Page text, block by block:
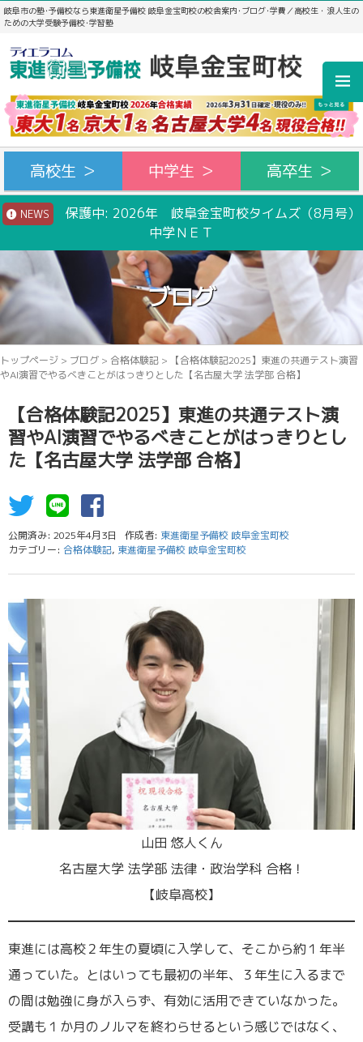
岐阜市の塾･予備校なら東進衛星予備校 岐阜金宝町校の校舎案内･ブログ･学費／高校生・浪人生の
ための大学受験予備校･学習塾
高校生 ＞ 中学生 ＞ 高卒生 ＞
NEWS
保護中: 2026年 岐阜金宝町校タイムズ（8月号）
中学ＮＥＴ
ブログ
トップページ > ブログ > 合格体験記 >
【合格体験記2025】東進の共通テスト演習
やAI演習でやるべきことがはっきりとした【名古屋大学 法学部 合格】
【合格体験記2025】東進の共通テスト演
習やAI演習でやるべきことがはっきりとし
た【名古屋大学 法学部 合格】
公開済み: 2025年4月3日 作成者: 東進衛星予備校 岐阜金宝町校
カテゴリー: 合格体験記, 東進衛星予備校 岐阜金宝町校
山田 悠人くん
名古屋大学 法学部 法律・政治学科 合格！
【岐阜高校】
東進には高校２年生の夏頃に入学して、そこから約１年半
通っていた。とはいっても最初の半年、３年生に入るまで
の間は勉強に身が入らず、有効に活用できていなかった。
受講も１か月のノルマを終わらせるという感じではなく、